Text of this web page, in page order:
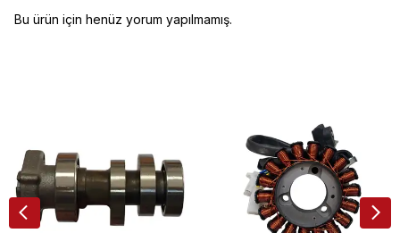
Bu ürün için henüz yorum yapılmamış.